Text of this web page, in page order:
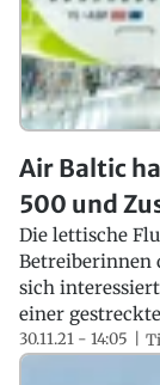
Air Baltic
500 und
Die lettische
Betreiberinnen
sich
einer
30.11.21 - 14:05